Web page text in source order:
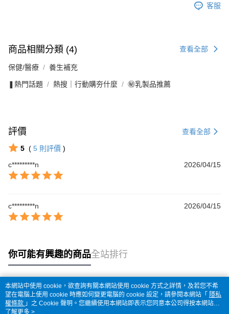
客服
商品相關分類 (4) 查看全部
保健/醫療 養生補充
❚熱門話題 熱搜｜行動購夯什麼 ㊙乳製品推薦
評價 查看全部
5 ( 5 則評價 )
c*********n
2026/04/15
c*********n 2026/04/15
你可能有興趣的商品全站排行
熱門標籤
本網站中使用 cookie，欲查詢有關本網站使用 cookie 方式之詳情，及若您不希
望在電腦上使用 cookie 時應如何變更電腦的 cookie 設定，請參閱本網站「 隱私
權條款 」之 Cookie 聲明。您繼續使用本網站即表示您同意本公司得按本網站使
用條款之 Cookie 聲明使用 cookie。
了解更多 >